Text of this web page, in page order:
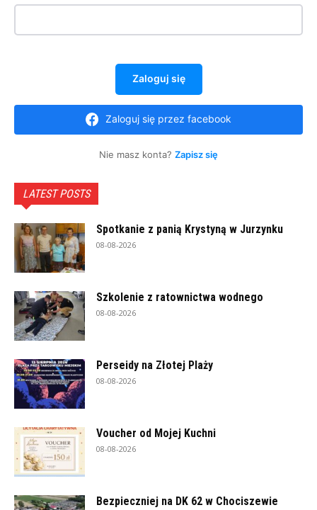
Zaloguj się
Zaloguj się przez facebook
Nie masz konta? Zapisz się
LATEST POSTS
Spotkanie z panią Krystyną w Jurzynku
08-08-2026
Szkolenie z ratownictwa wodnego
08-08-2026
Perseidy na Złotej Plaży
08-08-2026
Voucher od Mojej Kuchni
08-08-2026
Bezpieczniej na DK 62 w Chociszewie